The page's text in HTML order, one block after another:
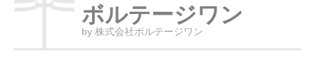
ボルテージワン
by 株式会社ボルテージワン